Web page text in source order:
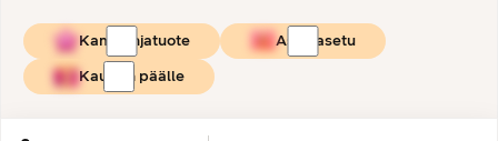
Kampanjatuote
Asiakasetu
Kaupan päälle